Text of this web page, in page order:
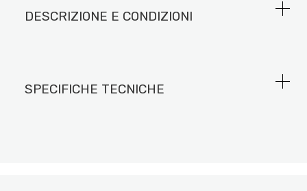
DESCRIZIONE E CONDIZIONI
SPECIFICHE TECNICHE